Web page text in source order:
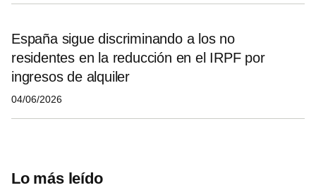
España sigue discriminando a los no
residentes en la reducción en el IRPF por
ingresos de alquiler
04/06/2026
Lo más leído